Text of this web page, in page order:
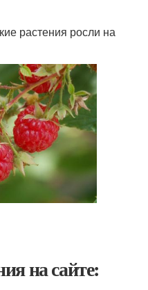
растения росли на
на сайте: